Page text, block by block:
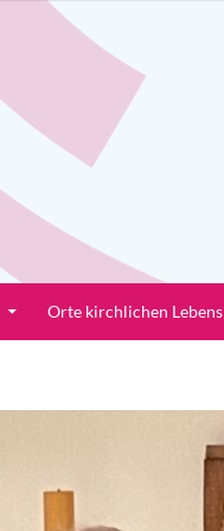
Orte kirchlichen Lebens